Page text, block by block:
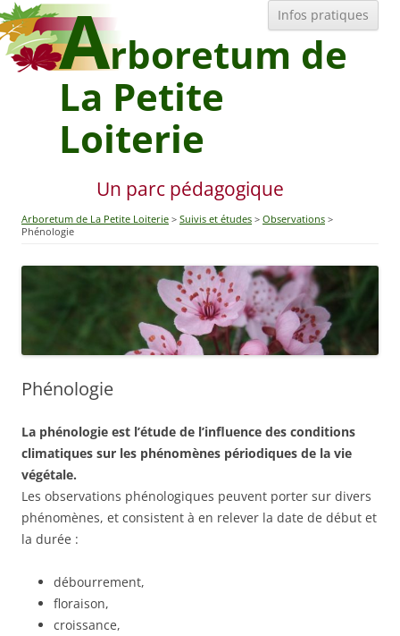
Infos pratiques
Arboretum de
La Petite
Loiterie
Un parc pédagogique
Arboretum de La Petite Loiterie Suivis et études
Observations
Phénologie
Phénologie
La phénologie est l’étude de l’influence des conditions
climatiques sur les phénomènes périodiques de la vie
végétale.
Les observations phénologiques peuvent porter sur divers
phénomènes, et consistent à en relever la date de début et
la durée :
débourrement,
floraison,
croissance,